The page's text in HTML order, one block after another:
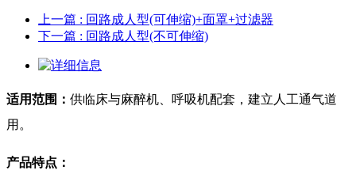
上一篇 : 回路成人型(可伸缩)+面罩+过滤器
下一篇 : 回路成人型(不可伸缩)
适用范围： 供临床与麻醉机、呼吸机配套，建立人工通气道
用。
产品特点：